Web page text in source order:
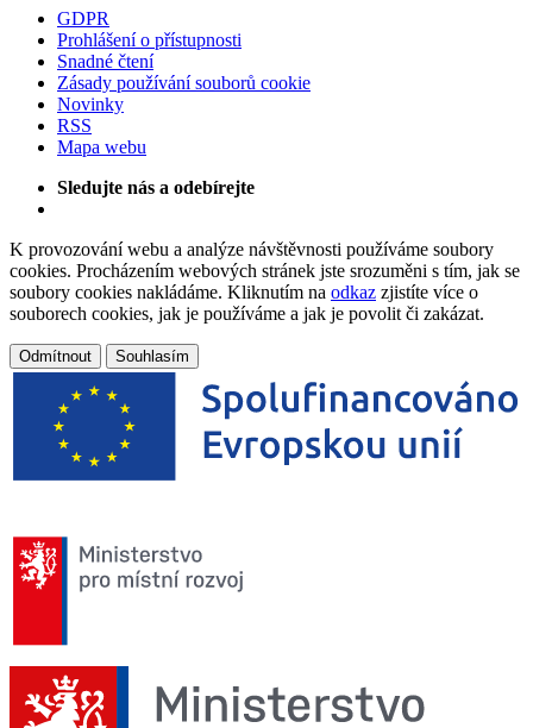
GDPR
Prohlášení o přístupnosti
Snadné čtení
Zásady používání souborů cookie
Novinky
RSS
Mapa webu
Sledujte nás a odebírejte
K provozování webu a analýze návštěvnosti používáme soubory
cookies. Procházením webových stránek jste srozuměni s tím, jak se
soubory cookies nakládáme. Kliknutím na odkaz zjistíte více o
souborech cookies, jak je používáme a jak je povolit či zakázat.
Odmítnout Souhlasím